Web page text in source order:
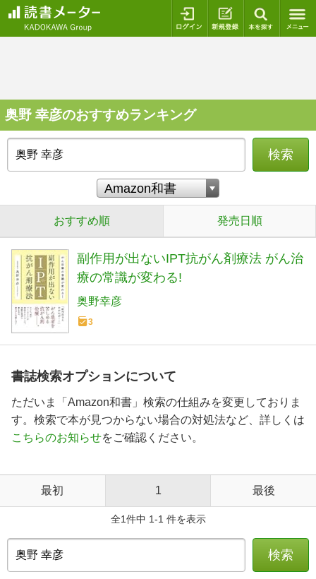
ログイン 新規登録
奥野 幸彦のおすすめランキング
検索
おすすめ順 発売日順
副作用が出ないIPT抗がん剤療法 がん治
療の常識が変わる!
奥野幸彦
3
書誌検索オプションについて
ただいま「Amazon和書」検索の仕組みを変更しておりま
す。検索で本が見つからない場合の対処法など、詳しくは
こちらのお知らせをご確認ください。
最初 1 最後
全1件中 1-1 件を表示
検索